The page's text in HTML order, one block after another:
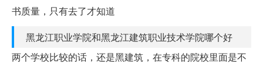
书质量，只有去了才知道
黑龙江职业学院和黑龙江建筑职业技术学院哪个好
两个学校比较的话，还是黑建筑，在专科的院校里面是不